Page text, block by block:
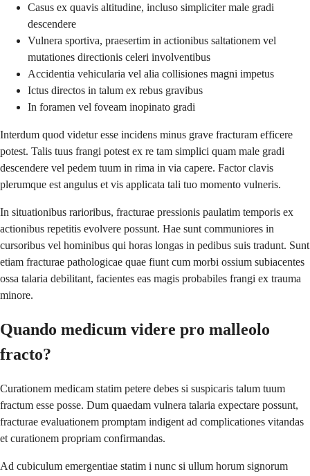
Casus ex quavis altitudine, incluso simpliciter male gradi
descendere
Vulnera sportiva, praesertim in actionibus saltationem vel
mutationes directionis celeri involventibus
Accidentia vehicularia vel alia collisiones magni impetus
Ictus directos in talum ex rebus gravibus
In foramen vel foveam inopinato gradi
Interdum quod videtur esse incidens minus grave fracturam efficere
potest. Talis tuus frangi potest ex re tam simplici quam male gradi
descendere vel pedem tuum in rima in via capere. Factor clavis
plerumque est angulus et vis applicata tali tuo momento vulneris.
In situationibus rarioribus, fracturae pressionis paulatim temporis ex
actionibus repetitis evolvere possunt. Hae sunt communiores in
cursoribus vel hominibus qui horas longas in pedibus suis tradunt. Sunt
etiam fracturae pathologicae quae fiunt cum morbi ossium subiacentes
ossa talaria debilitant, facientes eas magis probabiles frangi ex trauma
minore.
Quando medicum videre pro malleolo
fracto?
Curationem medicam statim petere debes si suspicaris talum tuum
fractum esse posse. Dum quaedam vulnera talaria expectare possunt,
fracturae evaluationem promptam indigent ad complicationes vitandas
et curationem propriam confirmandas.
Ad cubiculum emergentiae statim i nunc si ullum horum signorum